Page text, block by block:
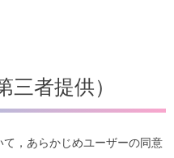
三者提供）
，あらかじめユーザーの同意